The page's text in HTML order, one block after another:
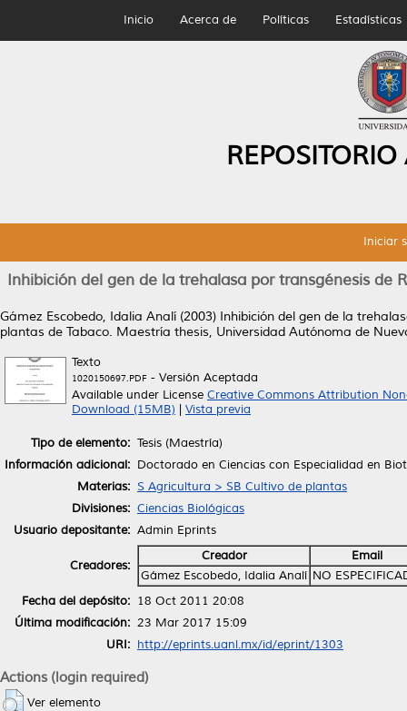
Inicio Acerca de Políticas Estadísticas
Iniciar
Inhibición del gen de la trehalasa por transgénesis
Gámez Escobedo, Idalia Analí (2003) Inhibición del gen de la
plantas de Tabaco. Maestría thesis, Universidad Autónoma de
Texto
1020150697.PDF - Versión Aceptada
Available under License Creative Commons Attribution
Download (15MB)
Vista previa
Tipo de elemento: Tesis (Maestría)
Información adicional: Doctorado en Ciencias con Especialidad en
Materias: S Agricultura > SB Cultivo de plantas
Divisiones: Ciencias Biológicas
Usuario depositante: Admin Eprints
Creadores:
Creador
Email
Gámez Escobedo, Idalia Analí NO
Fecha del depósito: 18 Oct 2011 20:08
Última modificación: 23 Mar 2017 15:09
URI: http://eprints.uanl.mx/id/eprint/1303
Actions (login required)
Ver elemento